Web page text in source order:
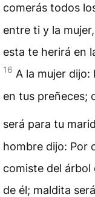
comerás todos
entre ti y la
esta te herirá en
16 A la mujer
en tus preñeces;
será para tu
hombre dijo: Por
comiste del árbol
de él; maldita